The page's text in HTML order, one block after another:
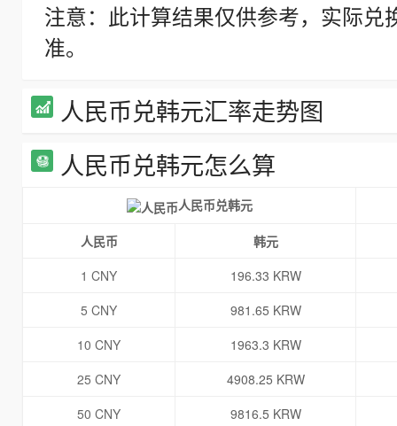
注意：此计算结果仅供参考，实际
准。
人民币兑韩元汇率走势图
人民币兑韩元怎么算
人民币兑韩元
人民币
韩元
1 CNY
196.33 KRW
5 CNY
981.65 KRW
10 CNY
1963.3 KRW
25 CNY
4908.25 KRW
50 CNY
9816.5 KRW